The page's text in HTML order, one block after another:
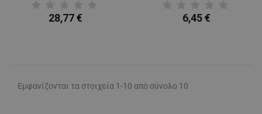
28,77 € 6,45 €
Εμφανίζονται τα στοιχεία 1-10 από σύνολο 10